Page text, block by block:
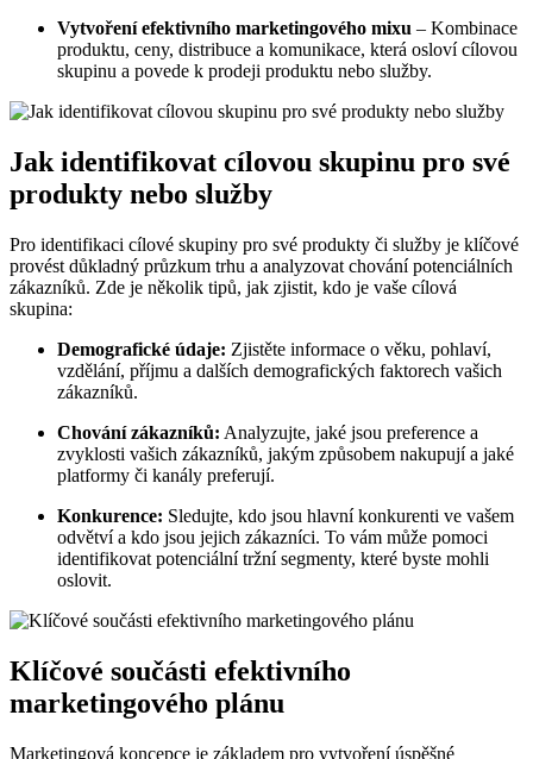
Vytvoření efektivního marketingového mixu – Kombinace
produktu, ceny, distribuce a komunikace, která osloví cílovou
skupinu a povede k prodeji produktu nebo služby.
Jak identifikovat cílovou skupinu pro své
produkty nebo služby
Pro identifikaci cílové skupiny pro své produkty či služby je klíčové
provést důkladný průzkum trhu a analyzovat chování potenciálních
zákazníků. Zde je několik tipů, jak zjistit, kdo je vaše cílová
skupina:
Demografické údaje: Zjistěte informace o věku, pohlaví,
vzdělání, příjmu a dalších demografických faktorech vašich
zákazníků.
Chování zákazníků: Analyzujte, jaké jsou preference a
zvyklosti vašich zákazníků, jakým způsobem nakupují a jaké
platformy či kanály preferují.
Konkurence: Sledujte, kdo jsou hlavní konkurenti ve vašem
odvětví a kdo jsou jejich zákazníci. To vám může pomoci
identifikovat potenciální tržní segmenty, které byste mohli
oslovit.
Klíčové součásti efektivního
marketingového plánu
Marketingová koncepce je základem pro vytvoření úspěšné